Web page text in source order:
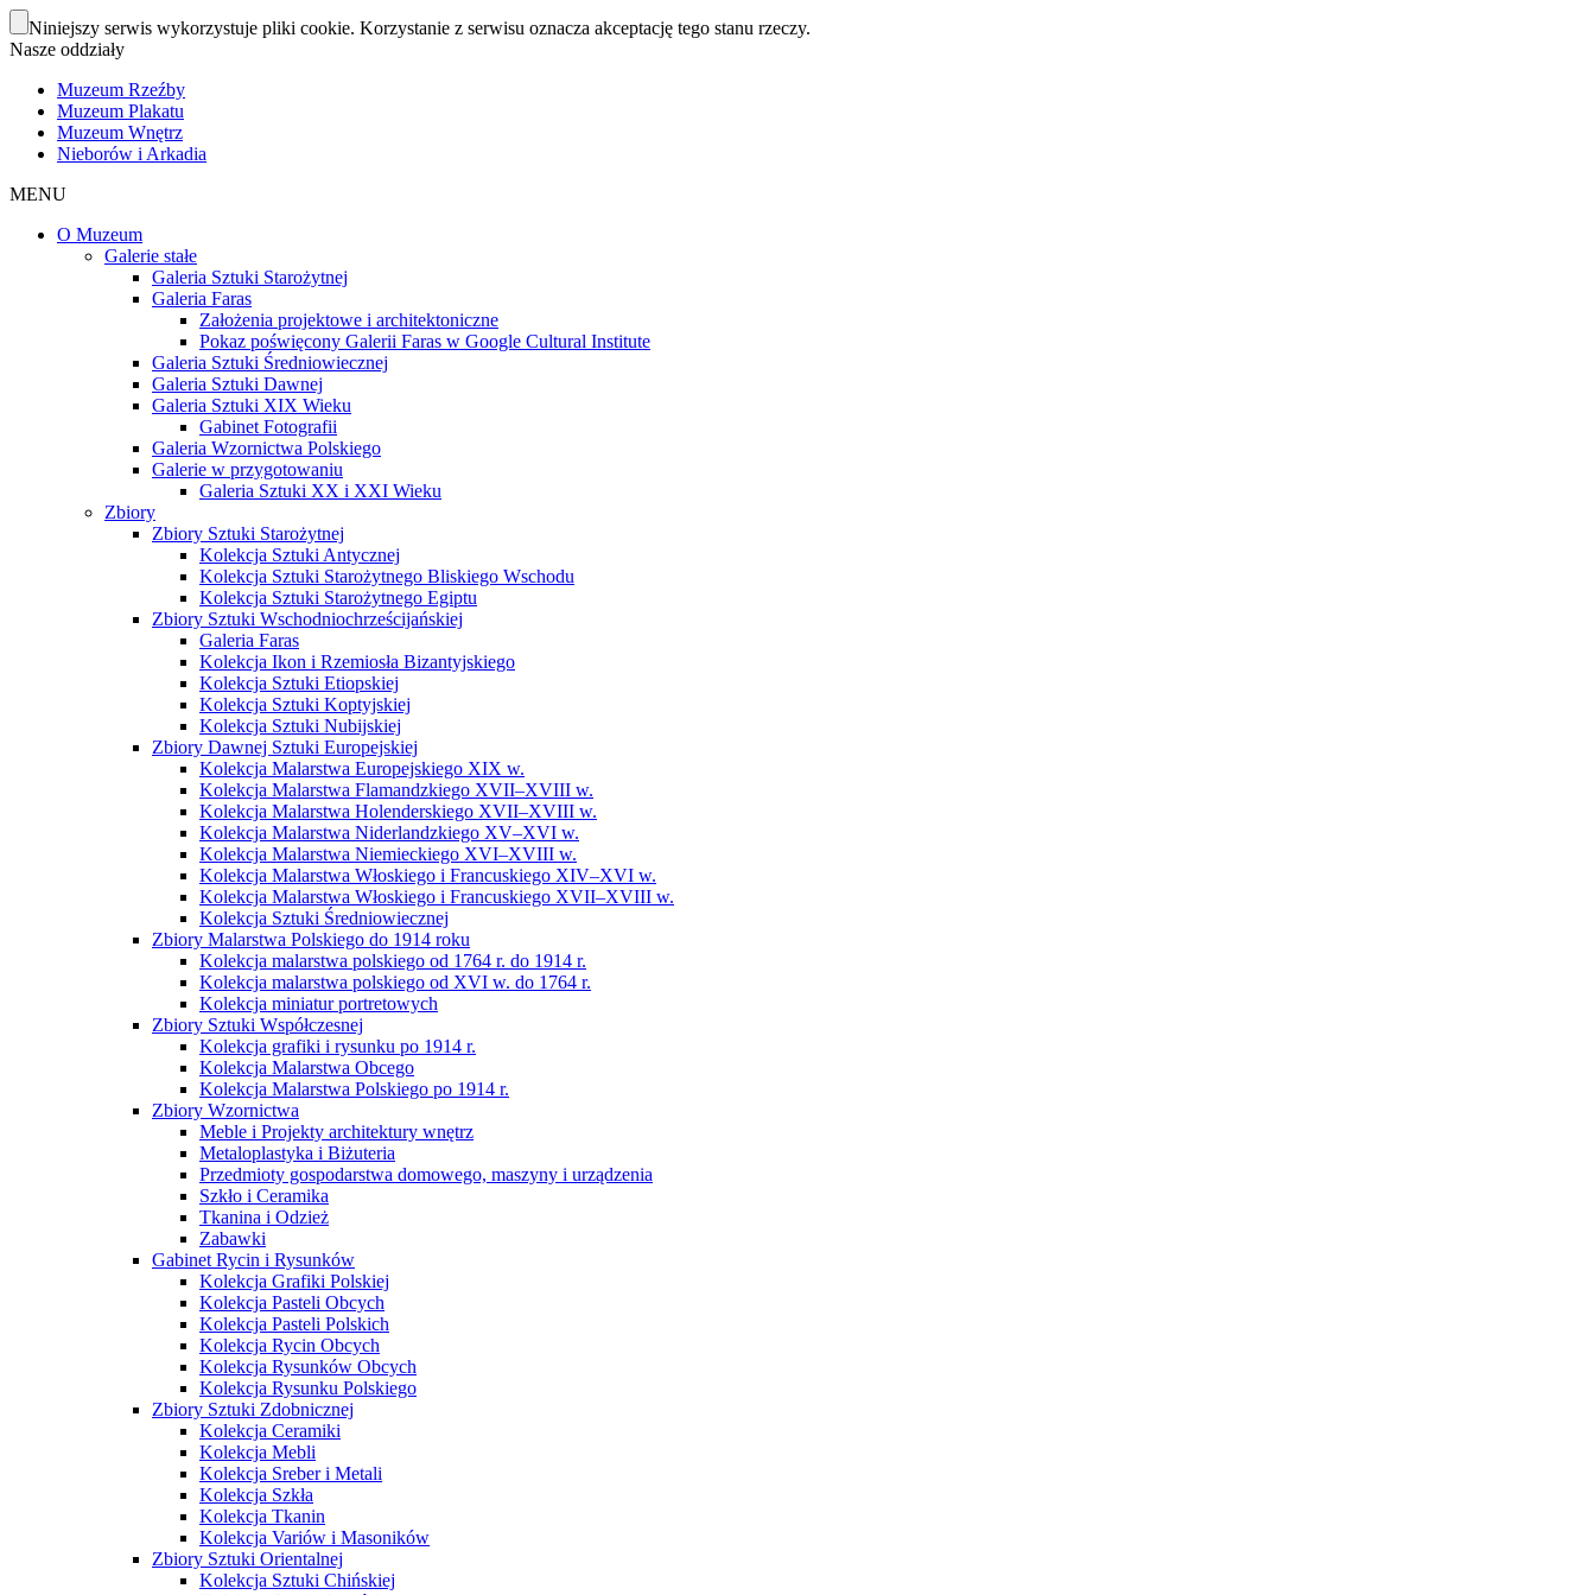
Niniejszy serwis wykorzystuje pliki cookie. Korzystanie z serwisu oznacza akceptację tego stanu rzeczy.
Nasze oddziały
Muzeum Rzeźby
Muzeum Plakatu
Muzeum Wnętrz
Nieborów i Arkadia
MENU
O Muzeum
Galerie stałe
Galeria Sztuki Starożytnej
Galeria Faras
Założenia projektowe i architektoniczne
Pokaz poświęcony Galerii Faras w Google Cultural Institute
Galeria Sztuki Średniowiecznej
Galeria Sztuki Dawnej
Galeria Sztuki XIX Wieku
Gabinet Fotografii
Galeria Wzornictwa Polskiego
Galerie w przygotowaniu
Galeria Sztuki XX i XXI Wieku
Zbiory
Zbiory Sztuki Starożytnej
Kolekcja Sztuki Antycznej
Kolekcja Sztuki Starożytnego Bliskiego Wschodu
Kolekcja Sztuki Starożytnego Egiptu
Zbiory Sztuki Wschodniochrześcijańskiej
Galeria Faras
Kolekcja Ikon i Rzemiosła Bizantyjskiego
Kolekcja Sztuki Etiopskiej
Kolekcja Sztuki Koptyjskiej
Kolekcja Sztuki Nubijskiej
Zbiory Dawnej Sztuki Europejskiej
Kolekcja Malarstwa Europejskiego XIX w.
Kolekcja Malarstwa Flamandzkiego XVII–XVIII w.
Kolekcja Malarstwa Holenderskiego XVII–XVIII w.
Kolekcja Malarstwa Niderlandzkiego XV–XVI w.
Kolekcja Malarstwa Niemieckiego XVI–XVIII w.
Kolekcja Malarstwa Włoskiego i Francuskiego XIV–XVI w.
Kolekcja Malarstwa Włoskiego i Francuskiego XVII–XVIII w.
Kolekcja Sztuki Średniowiecznej
Zbiory Malarstwa Polskiego do 1914 roku
Kolekcja malarstwa polskiego od 1764 r. do 1914 r.
Kolekcja malarstwa polskiego od XVI w. do 1764 r.
Kolekcja miniatur portretowych
Zbiory Sztuki Współczesnej
Kolekcja grafiki i rysunku po 1914 r.
Kolekcja Malarstwa Obcego
Kolekcja Malarstwa Polskiego po 1914 r.
Zbiory Wzornictwa
Meble i Projekty architektury wnętrz
Metaloplastyka i Biżuteria
Przedmioty gospodarstwa domowego, maszyny i urządzenia
Szkło i Ceramika
Tkanina i Odzież
Zabawki
Gabinet Rycin i Rysunków
Kolekcja Grafiki Polskiej
Kolekcja Pasteli Obcych
Kolekcja Pasteli Polskich
Kolekcja Rycin Obcych
Kolekcja Rysunków Obcych
Kolekcja Rysunku Polskiego
Zbiory Sztuki Zdobnicznej
Kolekcja Ceramiki
Kolekcja Mebli
Kolekcja Sreber i Metali
Kolekcja Szkła
Kolekcja Tkanin
Kolekcja Variów i Masoników
Zbiory Sztuki Orientalnej
Kolekcja Sztuki Chińskiej